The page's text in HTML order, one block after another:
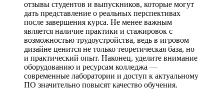
отзывы студентов и выпускников, которые могут
дать представление о реальных перспективах
после завершения курса. Не менее важным
является наличие практики и стажировок с
возможностью трудоустройства, ведь в игровом
дизайне ценится не только теоретическая база, но
и практический опыт. Наконец, уделите внимание
оборудованию и ресурсам колледжа —
современные лаборатории и доступ к актуальному
ПО значительно повысят качество обучения.